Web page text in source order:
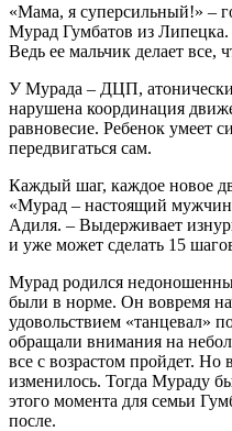
«Мама, я суперсильный!» –
Мурад Гумбатов из
Ведь ее мальчик делает все,
У Мурада – ДЦП,
нарушена координация
равновесие. Ребенок умеет
передвигаться сам.
Каждый шаг, каждое новое
«Мурад – настоящий
Адиля. – Выдерживает
и уже может сделать 15
Мурад родился
были в норме. Он вовремя
удовольствием «танцевал»
обращали внимания на
все с возрастом пройдет. Но
изменилось. Тогда Мураду
этого момента для семьи
после.